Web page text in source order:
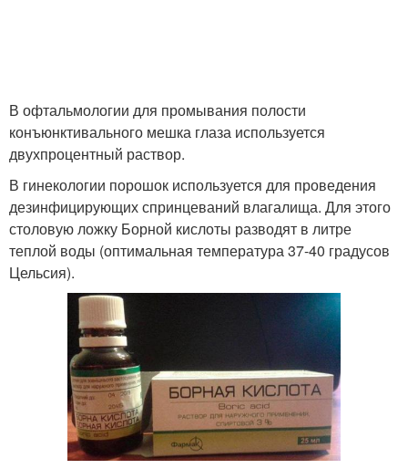
В офтальмологии для промывания полости
конъюнктивального мешка глаза используется
двухпроцентный раствор.
В гинекологии порошок используется для проведения
дезинфицирующих спринцеваний влагалища. Для этого
столовую ложку Борной кислоты разводят в литре
теплой воды (оптимальная температура 37-40 градусов
Цельсия).